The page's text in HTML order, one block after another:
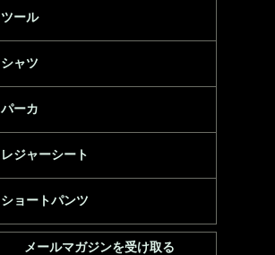
ツール
シャツ
パーカ
レジャーシート
ショートパンツ
メールマガジンを受け取る